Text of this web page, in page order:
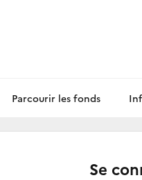
Parcourir les fonds
Se